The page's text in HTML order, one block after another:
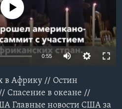
currently available
0:55
в Африку // Остин
Спасение в океане //
Главные новости США за